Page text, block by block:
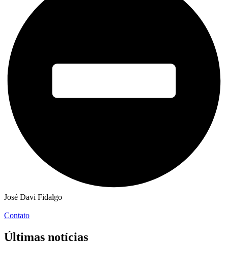
José Davi Fidalgo
Contato
Últimas notícias